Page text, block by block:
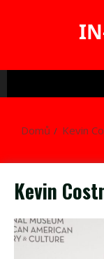
Domů Kevin
Kevin